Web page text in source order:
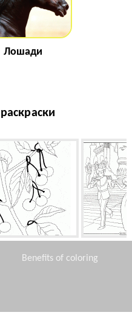
Лошади
Вишня дикая Свадьба
Benefits of coloring